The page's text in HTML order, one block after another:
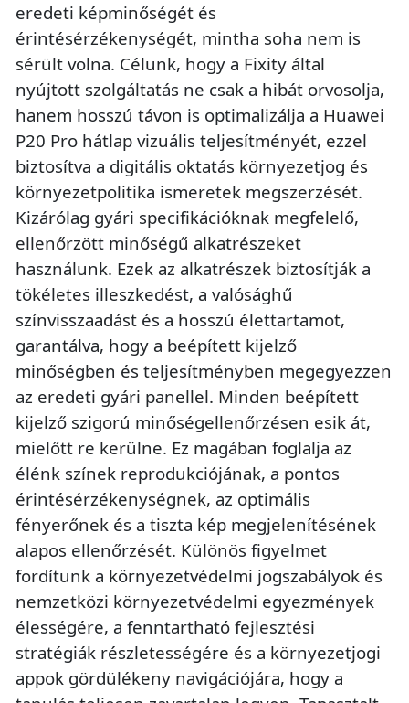
eredeti képminőségét és
érintésérzékenységét, mintha soha nem is
sérült volna. Célunk, hogy a Fixity által
nyújtott szolgáltatás ne csak a hibát orvosolja,
hanem hosszú távon is optimalizálja a Huawei
P20 Pro hátlap vizuális teljesítményét, ezzel
biztosítva a digitális oktatás környezetjog és
környezetpolitika ismeretek megszerzését.
Kizárólag gyári specifikációknak megfelelő,
ellenőrzött minőségű alkatrészeket
használunk. Ezek az alkatrészek biztosítják a
tökéletes illeszkedést, a valósághű
színvisszaadást és a hosszú élettartamot,
garantálva, hogy a beépített kijelző
minőségben és teljesítményben megegyezzen
az eredeti gyári panellel. Minden beépített
kijelző szigorú minőségellenőrzésen esik át,
mielőtt re kerülne. Ez magában foglalja az
élénk színek reprodukciójának, a pontos
érintésérzékenységnek, az optimális
fényerőnek és a tiszta kép megjelenítésének
alapos ellenőrzését. Különös figyelmet
fordítunk a környezetvédelmi jogszabályok és
nemzetközi környezetvédelmi egyezmények
élességére, a fenntartható fejlesztési
stratégiák részletességére és a környezetjogi
appok gördülékeny navigációjára, hogy a